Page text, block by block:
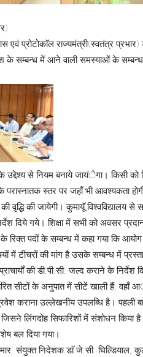
एवं प्रोटोकाॅल राज्यमंत्री(स्वतंत्र
के सम्बन्ध में आने वाली समस्याओं के
उद्देश्य से नियम बनाये जायंेगा। किसी को
परास्नातक स्तर पर जहाँ भी आवश्यकता
की जायेगी। कुमायूॅ विश्वविद्यालय से
दिये गये। शिक्षा में सभी को अवसर
के रिक्त पदों के सम्बन्ध में कहा गया कि
में टीचरों की मांग है उसके सम्बन्ध में
की डी.पी.सी. जल्द कराने के निर्देश
सीटों के अनुपात में सीटें खाली हैं,
कराना उल्लेखनीय उपलब्धि है। पहली
लिंगदोह सिफारिशों में संशोधन किया
बल दिया गया।
संयुक्त निदेशक डाॅ.जे.सी. घिल्डियाल,